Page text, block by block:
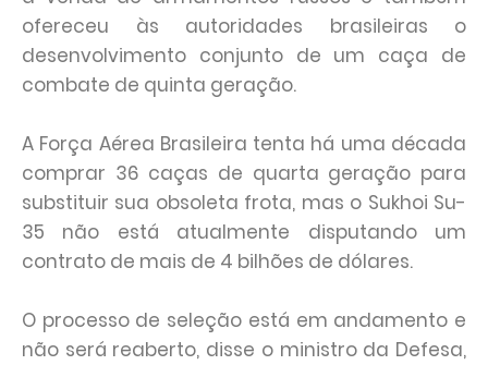
ofereceu às autoridades brasileiras o
desenvolvimento conjunto de um caça de
combate de quinta geração.
A Força Aérea Brasileira tenta há uma década
comprar 36 caças de quarta geração para
substituir sua obsoleta frota, mas o Sukhoi Su-
35 não está atualmente disputando um
contrato de mais de 4 bilhões de dólares.
O processo de seleção está em andamento e
não será reaberto, disse o ministro da Defesa,